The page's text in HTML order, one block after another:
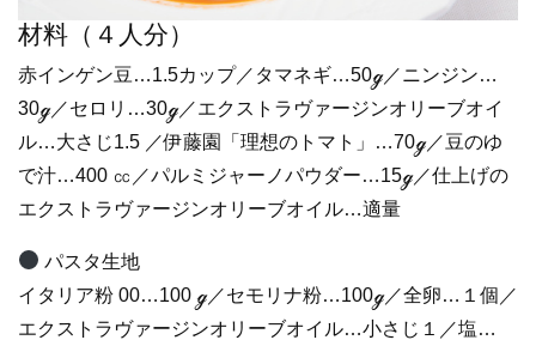
材料（４人分）
赤インゲン豆…1.5カップ／タマネギ…50ℊ／ニンジン…
30ℊ／セロリ…30ℊ／エクストラヴァージンオリーブオイ
ル…大さじ1.5 ／伊藤園「理想のトマト」…70ℊ／豆のゆ
で汁…400 ㏄／パルミジャーノパウダー…15ℊ／仕上げの
エクストラヴァージンオリーブオイル…適量
パスタ生地
イタリア粉 00…100 ℊ／セモリナ粉…100ℊ／全卵…１個／
エクストラヴァージンオリーブオイル…小さじ１／塩…